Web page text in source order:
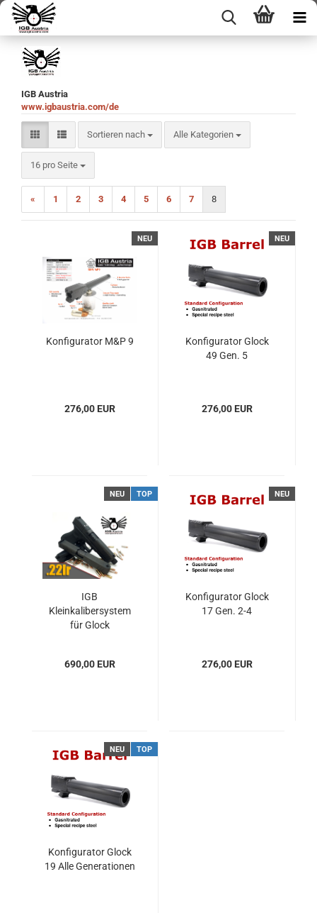
IGB Austria
www.igbaustria.com/de
Sortieren nach
Sortieren nach Alle Kategorien
16 pro Seite
pro Seite
« 1 2 3 4 5 6 7 8
NEU
Konfigurator M&P 9
276,00 EUR
NEU
Konfigurator Glock
49 Gen. 5
276,00 EUR
NEU TOP
IGB
Kleinkalibersystem
für Glock
690,00 EUR
NEU
Konfigurator Glock
17 Gen. 2-4
276,00 EUR
NEU TOP
Konfigurator Glock
19 Alle Generationen